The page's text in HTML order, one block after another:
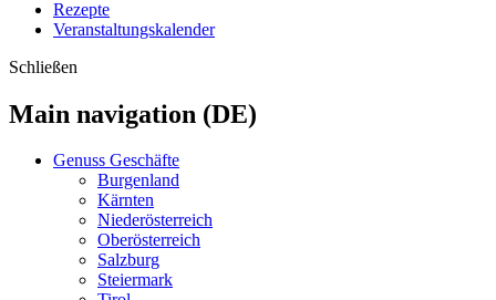
Rezepte
Veranstaltungskalender
Schließen
Main navigation (DE)
Genuss Geschäfte
Burgenland
Kärnten
Niederösterreich
Oberösterreich
Salzburg
Steiermark